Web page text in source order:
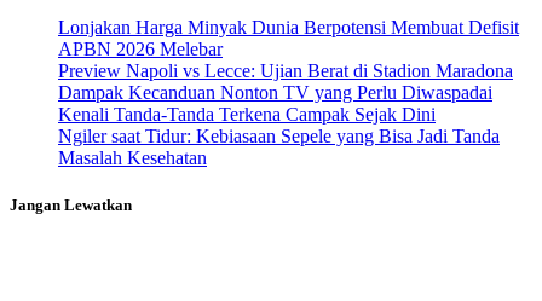
Lonjakan Harga Minyak Dunia Berpotensi Membuat Defisit
APBN 2026 Melebar
Preview Napoli vs Lecce: Ujian Berat di Stadion Maradona
Dampak Kecanduan Nonton TV yang Perlu Diwaspadai
Kenali Tanda-Tanda Terkena Campak Sejak Dini
Ngiler saat Tidur: Kebiasaan Sepele yang Bisa Jadi Tanda
Masalah Kesehatan
Jangan Lewatkan